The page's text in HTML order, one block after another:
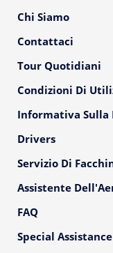
Chi Siamo
Contattaci
Tour Quotidiani
Condizioni Di
Informativa Sulla
Drivers
Servizio Di
Assistente
FAQ
Special